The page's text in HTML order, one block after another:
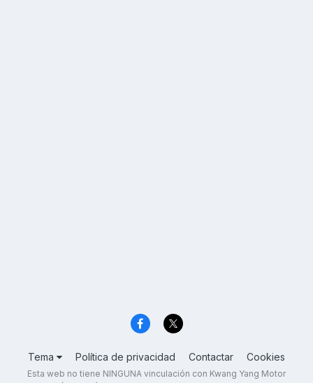
Tema Política de privacidad Contactar Cookies
Esta web no tiene NINGUNA vinculación con Kwang Yang Motor